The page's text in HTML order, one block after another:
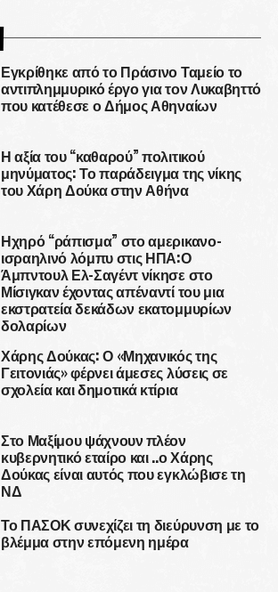
Εγκρίθηκε από το Πράσινο Ταμείο το
αντιπλημμυρικό έργο για τον Λυκαβηττό
που κατέθεσε ο Δήμος Αθηναίων
Η αξία του “καθαρού” πολιτικού
μηνύματος: Το παράδειγμα της νίκης
του Χάρη Δούκα στην Αθήνα
Ηχηρό “ράπισμα” στο αμερικανο-
ισραηλινό λόμπυ στις ΗΠΑ:Ο
Άμπντουλ Ελ-Σαγέντ νίκησε στο
Μίσιγκαν έχοντας απέναντί του μια
εκστρατεία δεκάδων εκατομμυρίων
δολαρίων
Χάρης Δούκας: Ο «Μηχανικός της
Γειτονιάς» φέρνει άμεσες λύσεις σε
σχολεία και δημοτικά κτίρια
Στο Μαξίμου ψάχνουν πλέον
κυβερνητικό εταίρο και ..ο Χάρης
Δούκας είναι αυτός που εγκλώβισε τη
ΝΔ
Το ΠΑΣΟΚ συνεχίζει τη διεύρυνση με το
βλέμμα στην επόμενη ημέρα